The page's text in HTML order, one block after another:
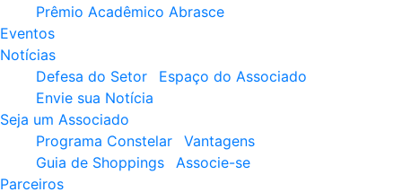
Prêmio Acadêmico Abrasce
Eventos
Notícias
Defesa do Setor
Espaço do Associado
Envie sua Notícia
Seja um Associado
Programa Constelar
Vantagens
Guia de Shoppings
Associe-se
Parceiros